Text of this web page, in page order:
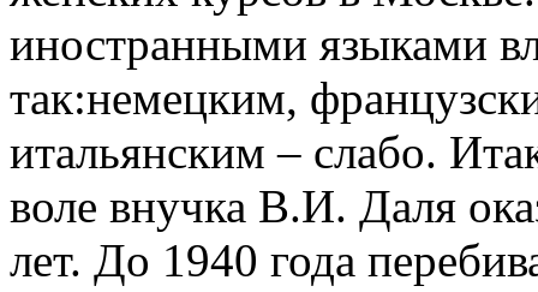
иностранными языками
так:немецким,
итальянским – слабо.
воле внучка В.И. Даля
лет. До 1940 года